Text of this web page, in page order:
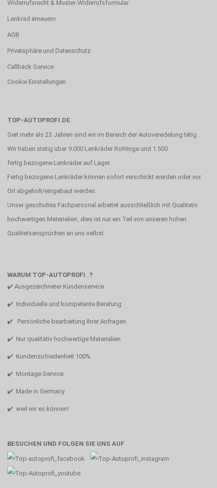
Widerrufsrecht & Muster-Widerrufsformular
Lenkrad erneuern
AGB
Privatsphäre und Datenschutz
Callback Service
Cookie Einstellungen
TOP-AUTOPROFI.DE
Seit mehr als 23 Jahren sind wir im Bereich der Autoveredelung tätig.
Wir haben stetig über 9.000 Lenkräder Rohlinge und 1.500
fertig bezogene Lenkräder auf Lager.
Fertig bezogene Lenkräder können sofort verschickt werden oder vor
Ort abgeholt/eingebaut werden.
Unser geschultes Fachpersonal arbeitet ausschließlich mit Qualitativ
hochwertigen Materialien, dies ist nur ein Teil von unseren hohen
Qualitetsansprüchen an uns selbst.
WARUM TOP-AUTOPROFI..?
✔️ Ausgezeichneter Kundenservice
✔️ Individuelle und kompetente Beratung
✔️ Persönliche bearbeitung Ihrer Anfragen
✔️ Nur qualitativ hochwertige Materialien
✔️ Kundenzufriedenheit 100%
✔️ Montage Service
✔️ Made in Germany
✔️ weil wir es können!
BESUCHEN UND FOLGEN SIE UNS AUF